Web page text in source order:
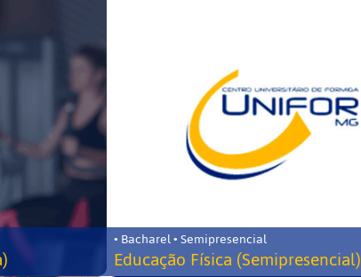
• Bacharel • Semipresencial
Educação Física (Semipresencial)